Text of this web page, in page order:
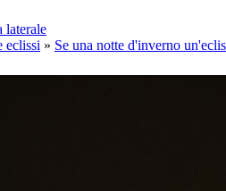
laterale
eclissi » Se una notte d'inverno